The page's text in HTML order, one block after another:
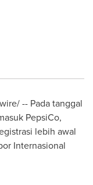
-- Pada tanggal
PepsiCo,
lebih awal
Internasional